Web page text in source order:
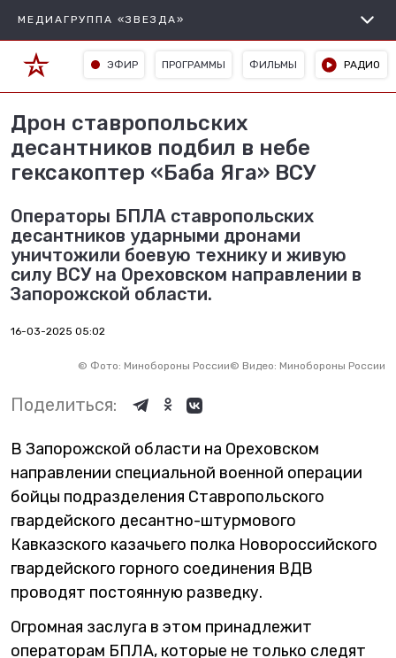
МЕДИАГРУППА «ЗВЕЗДА»
ЭФИР ПРОГРАММЫ ФИЛЬМЫ РАДИО
Дрон ставропольских
десантников подбил в небе
гексакоптер «Баба Яга» ВСУ
Операторы БПЛА ставропольских
десантников ударными дронами
уничтожили боевую технику и живую
силу ВСУ на Ореховском направлении в
Запорожской области.
16-03-2025 05:02
© Фото: Минобороны России© Видео: Минобороны России
Поделиться:
В Запорожской области на Ореховском
направлении специальной военной операции
бойцы подразделения Ставропольского
гвардейского десантно-штурмового
Кавказского казачьего полка Новороссийского
гвардейского горного соединения ВДВ
проводят постоянную разведку.
Огромная заслуга в этом принадлежит
операторам БПЛА, которые не только следят